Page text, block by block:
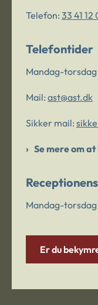
Telefon: 33 41 12
Telefontider
Mandag-torsdag
Mail: ast@ast.dk
Sikker mail:
Se mere om
Mandag-torsdag
Er du